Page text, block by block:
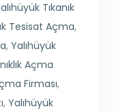
Tıkanık
Tesisat Açma,
, Yalıhüyük
Açma
Firması,
, Yalıhüyük